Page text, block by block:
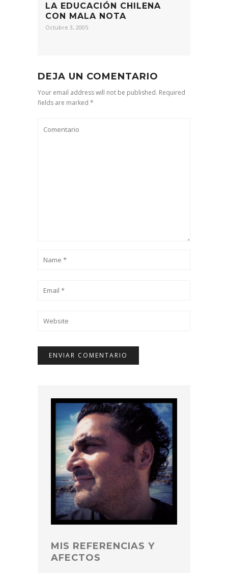
LA EDUCACIÓN CHILENA
CON MALA NOTA
Octubre 3, 2005
DEJA UN COMENTARIO
Your email address will not be published. Required
fields are marked *
MIS REFERENCIAS Y
AFECTOS